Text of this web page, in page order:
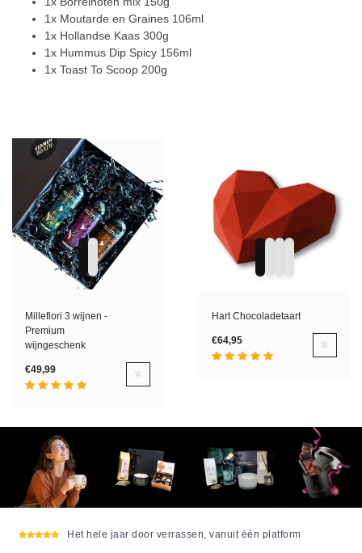
1x Moutarde en Graines 106ml
1x Hollandse Kaas 300g
1x Hummus Dip Spicy 156ml
1x Toast To Scoop 200g
Millefiori 3 wijnen -
Premium
wijngeschenk
€49,99
Hart Chocoladetaart
€64,95
Het hele jaar door verrassen, vanuit één platform